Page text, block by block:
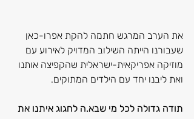
את הערב המרגש חתמה להקת אפרו-כאן
שעבורנו הייתה השילוב המדויק לאירוע עם
מוזיקה אפריקאית-ישראלית שהקפיצה אותנו
ואת ליבנו יחד עם הילדים המתוקים.
תודה גדולה לכל מי שבא.ה לחגוג איתנו את